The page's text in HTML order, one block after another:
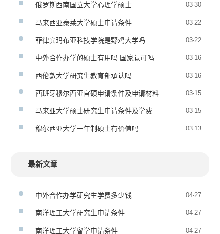
俄罗斯西南国立大学心理学硕士 03-30
马来西亚泰莱大学硕士申请条件 03-22
菲律宾玛布亚科技学院是野鸡大学吗 03-22
中外合作办学的硕士有用吗 国家认可吗 03-16
西伦敦大学研究生教育部承认吗 03-16
西班牙穆尔西亚官硕申请条件及申请材料 03-15
马来亚大学硕士研究生申请条件及学费 03-15
穆尔西亚大学一年制硕士有价值吗 03-13
最新文章
中外合作办学研究生学费多少钱 04-27
南洋理工大学研究生申请条件 04-27
南洋理工大学留学申请条件 04-27